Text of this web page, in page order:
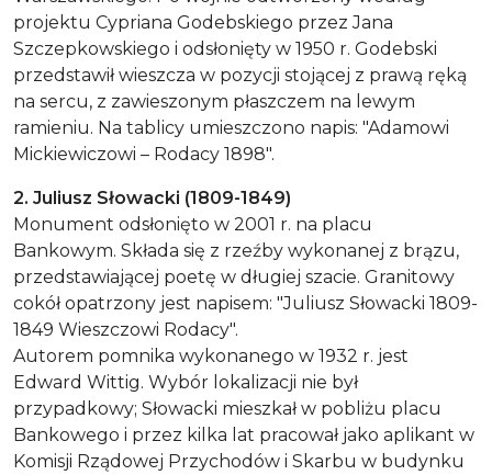
projektu Cypriana Godebskiego przez Jana
Szczepkowskiego i odsłonięty w 1950 r. Godebski
przedstawił wieszcza w pozycji stojącej z prawą ręką
na sercu, z zawieszonym płaszczem na lewym
ramieniu. Na tablicy umieszczono napis: "Adamowi
Mickiewiczowi – Rodacy 1898".
2. Juliusz Słowacki (1809-1849)
Monument odsłonięto w 2001 r. na placu
Bankowym. Składa się z rzeźby wykonanej z brązu,
przedstawiającej poetę w długiej szacie. Granitowy
cokół opatrzony jest napisem: "Juliusz Słowacki 1809-
1849 Wieszczowi Rodacy".
Autorem pomnika wykonanego w 1932 r. jest
Edward Wittig. Wybór lokalizacji nie był
przypadkowy; Słowacki mieszkał w pobliżu placu
Bankowego i przez kilka lat pracował jako aplikant w
Komisji Rządowej Przychodów i Skarbu w budynku